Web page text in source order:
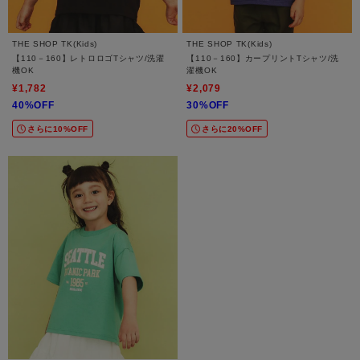
THE SHOP TK(Kids)
【110－160】レトロロゴTシャツ/洗濯
機OK
¥1,782
40%OFF
さらに10%OFF
THE SHOP TK(Kids)
【110－160】カープリントTシャツ/洗
濯機OK
¥2,079
30%OFF
さらに20%OFF